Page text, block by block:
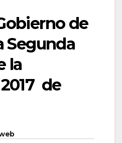
de
Segunda
la
de